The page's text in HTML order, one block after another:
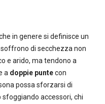
in genere si definisce un
di secchezza non
e arido, ma tendono a
a doppie puntecon
possa sforzarsi di
accessori, chi